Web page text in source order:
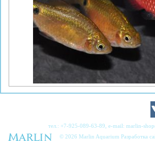
тел.: +7-925-089-63-89, e-mail: marlin-
© 2026 Marlin Aquarium Разработка